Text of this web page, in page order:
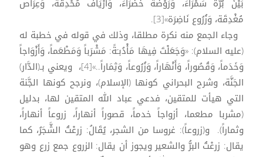
بَيْنَ بُرَّة سَمْرَاءَ، وَرَوْضَة خَضْرَاءَ، وَأَرْيَاف مُحْدِقَة، وَعِرَاص
مُغْدِقَة، وَزُرُوع نَاضِرَة»[3].
وجاء الجمع منه نكرة مطلقا، وذلك في قوله في خطبة له
(عليه السلام): «وَجَعَلْتَ فِيهَا مَأْدُبـَةً: مَشْرَباً وَمَطْعَماً، وَأَزْوَاجاً
وَخَدَماً، وَقُصُوراً، وَأَنْهَاراً، وَزُرُوعاً، وَثِمَاراً..»[4]، ويعني بـ(الدَّار)
الجَنَّة، وشرح البحراني كونها (الإسلام)، ونرجح كونها الجَّنة
التي هيأت للمتقين، فدعي عباد الله المتقين لها، بدليل
(مشربا مطعما، أزواجاً خدماً، قصوراً أنهاراً، زروعاً أنهاراً،
وثماراً). و(زروعاً): غروسا من الشجر، يُقَالُ: زرعْتُ الشَّجَرُ، كما
يقال: زرعْتُ البرُّ والشعير ويجوز أن يقال: الزروع جمع زرع وهو